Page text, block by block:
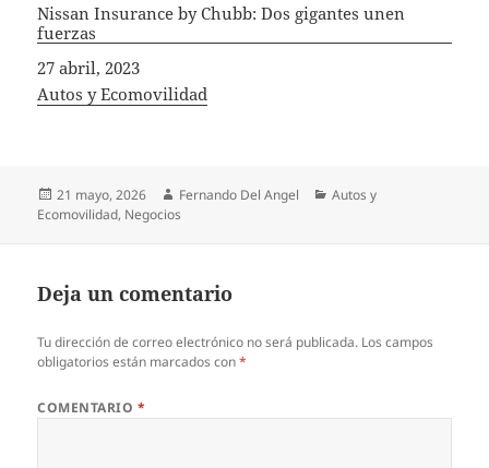
Nissan Insurance by Chubb: Dos gigantes unen
fuerzas
Fecha
27 abril, 2023
In relation to
Autos y Ecomovilidad
Publicado
el
21 mayo, 2026 Autor
Fernando Del Angel Categorías
Autos y
Ecomovilidad, Negocios
Deja un comentario
Tu dirección de correo electrónico no será publicada. Los campos
obligatorios están marcados con*
COMENTARIO *